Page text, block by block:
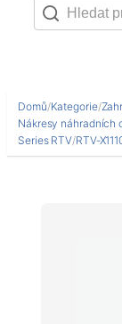
Domů/Kategorie/
Nákresy náhradních
Series RTV/RTV-